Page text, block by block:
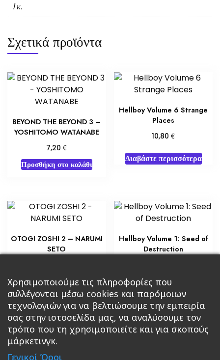
1 κ.
Σχετικά προϊόντα
BEYOND THE BEYOND 3 –
YOSHITOMO WATANABE
7,20€
Προσθήκη στο καλάθι
Hellboy Volume 6 Strange
Places
10,80€
Διαβάστε περισσότερα
OTOGI ZOSHI 2 – NARUMI
SETO
Προσθήκη στο καλάθι
Hellboy Volume 1: Seed of
Destruction
Διαβάστε περισσότερα
Κεντρική Βιβλία
Χρησιμοποιούμε τις πληροφορίες που
συλλέγονται μέσω cookies και παρόμοιων
τεχνολογιών για να βελτιώσουμε την εμπειρία
σας στην ιστοσελίδα μας, να αναλύσουμε τον
τρόπο που τη χρησιμοποιείτε και για σκοπούς
μάρκετινγκ.
Γενικοί Όροι